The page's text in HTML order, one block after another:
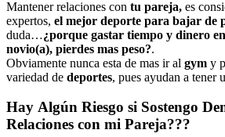
Mantener relaciones con tu pareja, es
expertos, el mejor deporte para bajar de
duda…¿porque gastar tiempo y dinero
novio(a), pierdes mas peso?.
Obviamente nunca esta de mas ir al gym y
variedad de deportes, pues ayudan a tener
Hay Algún Riesgo si Sostengo
Relaciones con mi Pareja???